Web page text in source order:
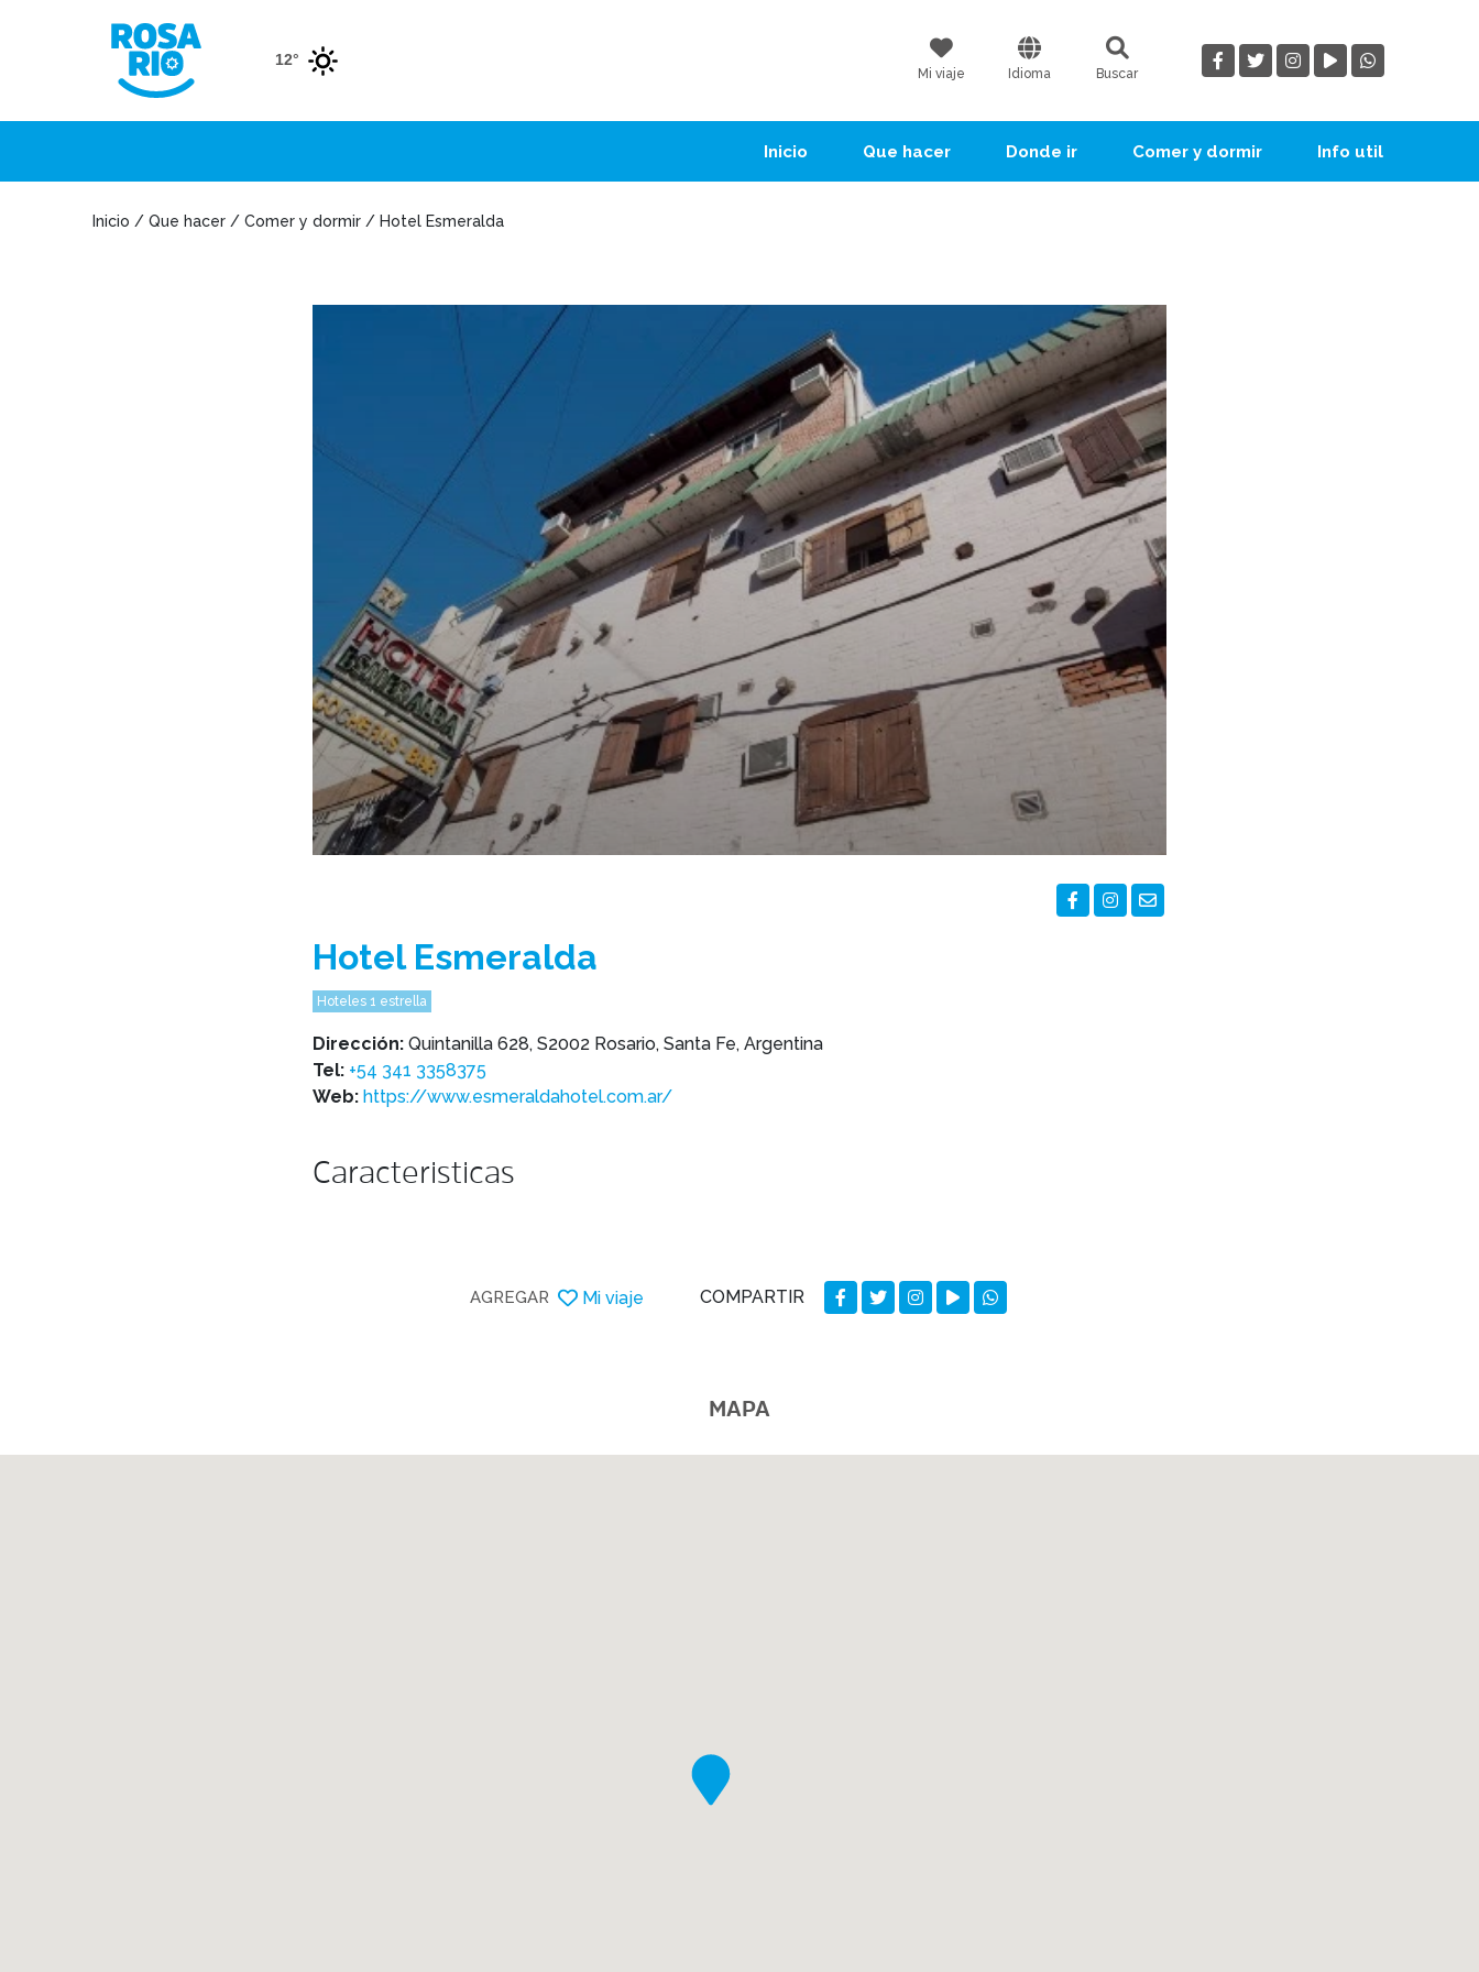
12°
Mi viaje Idioma Buscar
Inicio Que hacer Donde ir Comer y dormir Info util
Inicio / Que hacer / Comer y dormir / Hotel Esmeralda
Hotel Esmeralda
Hoteles 1 estrella
Dirección: Quintanilla 628, S2002 Rosario, Santa Fe, Argentina
Tel: +54 341 3358375
Web: https://www.esmeraldahotel.com.ar/
Caracteristicas
AGREGAR Mi viaje COMPARTIR
MAPA